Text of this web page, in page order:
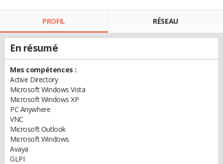
PROFIL RÉSEAU
En résumé
Mes compétences :
Active Directory
Microsoft Windows Vista
Microsoft Windows XP
PC Anywhere
VNC
Microsoft Outlook
Microsoft Windows
Avaya
GLPI